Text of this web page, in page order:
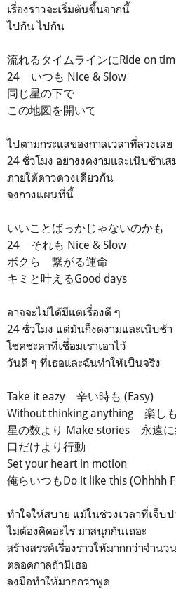
เรื่องราวจะเริ่มต้นขึ้นจากนี้
ไปกัน ไปกัน
流れるタイムラインにRide on
24 いつも Nice & Slow
同じ星の下で
この地図を開いて
ไปตามกระแสของกาลเวลาที่ล่วงเลย
24 ชั่วโมง อย่างงดงามและเนิบช้าเส
ภายใต้ดาวดวงเดียวกัน
จงกางแผนที่นี้
いいことばっかじゃないのかも
24 それも Nice & Slow
ボクら 繋がる運命
キミと叶えるGood days
อาจจะไม่ได้มีแต่เรื่องดี ๆ
24 ชั่วโมง แต่มันก็งดงามและเนิบช้า
โชคชะตาที่เชื่อมเราเอาไว้
วันดี ๆ ที่เธอและฉันทำให้เป็นจริง
Take it eazy 辛い時も (Easy)
Without thinking anything 楽し
星の数より Make stories 永遠に
口だけより行動
Set your heart in motion
俺らいつもDo it like this (Ohhhh
ทำใจให้สบาย แม้ในช่วงเวลาที่เจ็บ
ไม่ต้องคิดอะไร มาสนุกกันเถอะ
สร้างสรรค์เรื่องราวให้มากกว่าจำน
ตลอดกาลถ้ามีเธอ
ลงมือทำให้มากกว่าพูด